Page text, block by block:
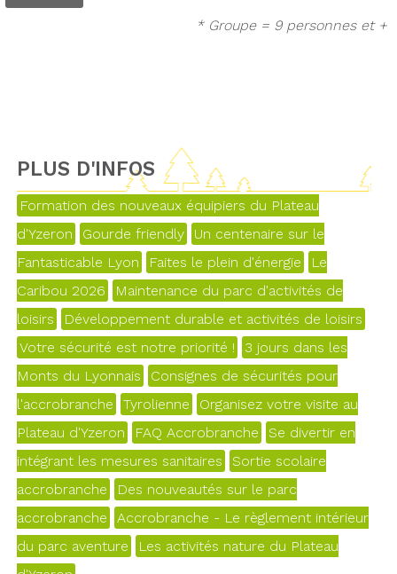
* Groupe = 9 personnes et +
PLUS D'INFOS
Formation des nouveaux équipiers du Plateau
d'Yzeron
Gourde friendly
Un centenaire sur le
Fantasticable Lyon
Faites le plein d'énergie
Le
Caribou 2026
Maintenance du parc d'activités de
loisirs
Développement durable et activités de loisirs
Votre sécurité est notre priorité !
3 jours dans les
Monts du Lyonnais
Consignes de sécurités pour
l'accrobranche
Tyrolienne
Organisez votre visite au
Plateau d'Yzeron
FAQ Accrobranche
Se divertir en
intégrant les mesures sanitaires
Sortie scolaire
accrobranche
Des nouveautés sur le parc
accrobranche
Accrobranche - Le règlement intérieur
du parc aventure
Les activités nature du Plateau